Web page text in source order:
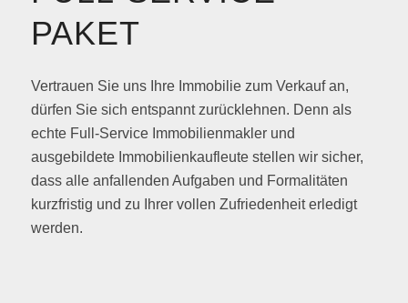
PAKET
Vertrauen Sie uns Ihre Immobilie zum Verkauf an,
dürfen Sie sich entspannt zurücklehnen. Denn als
echte Full-Service Immobilienmakler und
ausgebildete Immobilienkaufleute stellen wir sicher,
dass alle anfallenden Aufgaben und Formalitäten
kurzfristig und zu Ihrer vollen Zufriedenheit erledigt
werden.